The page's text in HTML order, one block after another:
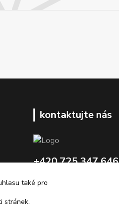
kontaktujte nás
+420 725 347 646
také pro
stránek.